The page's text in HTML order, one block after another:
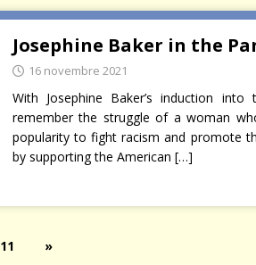
Josephine Baker in the
16 novembre 2021
With Josephine Baker’s induction
remember the struggle of a woman
popularity to fight racism and promote
by supporting the American […]
11 »